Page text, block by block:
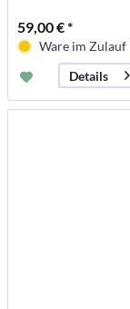
59,00 € *
Ware im Zulauf
Details